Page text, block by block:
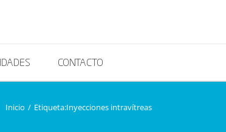
CONTACTO
Inicio / Etiqueta:Inyecciones intravítreas